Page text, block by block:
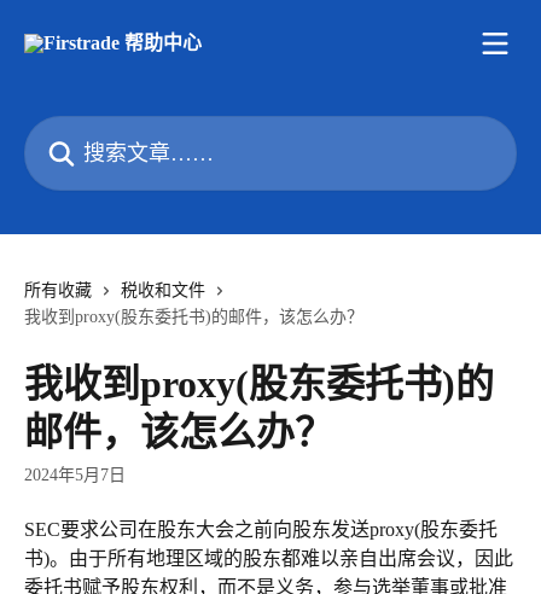
搜索文章……
所有收藏
税收和文件
我收到proxy(股东委托书)的邮件，该怎么办？
我收到proxy(股东委托书)的
邮件，该怎么办？
2024年5月7日
SEC要求公司在股东大会之前向股东发送proxy(股东委托
书)。由于所有地理区域的股东都难以亲自出席会议，因此
委托书赋予股东权利，而不是义务，参与选举董事或批准